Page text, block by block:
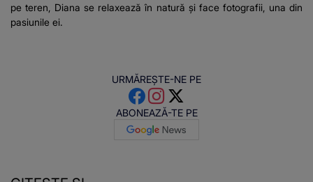
pe teren, Diana se relaxează în natură și face fotografii, una din
pasiunile ei.
URMĂREȘTE-NE PE
ABONEAZĂ-TE PE